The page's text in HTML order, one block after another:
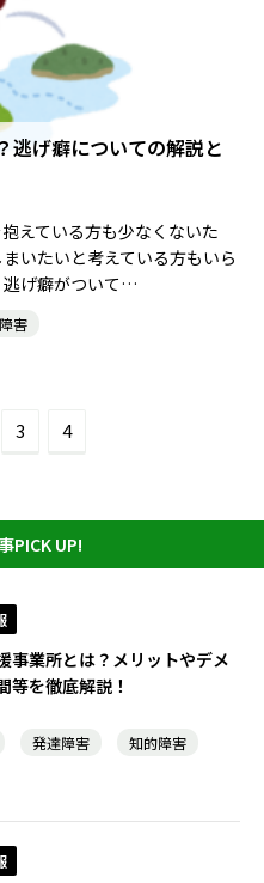
逃げ癖についての解説と
えている方も少なくないた
いたいと考えている方もいら
逃げ癖がついて…
害
3 4
PICK UP!
事業所とは？メリットやデメ
等を徹底解説！
発達障害
知的障害